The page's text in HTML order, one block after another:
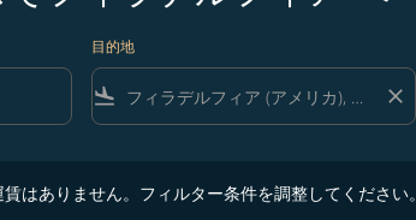
目的地
flight_land close
はありません。フィルター条件を調整してください。